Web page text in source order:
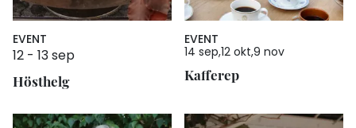
EVENT
12- 13 sep
Hösthelg
EVENT
14 sep12 okt9 nov
Kafferep